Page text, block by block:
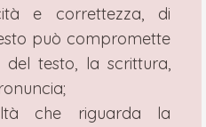
e correttezza, di
può compromette
del testo, la scrittura,
che riguarda la